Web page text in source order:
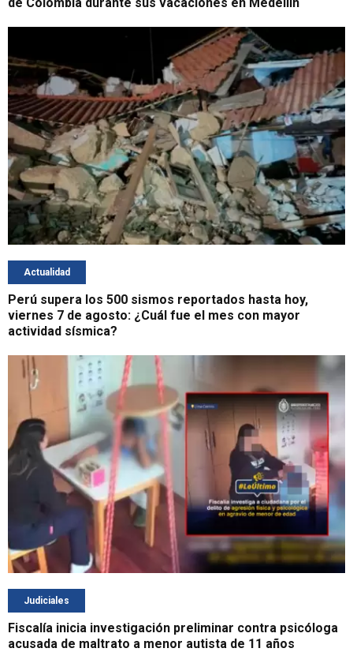
Actualidad
Perú supera los 500 sismos reportados hasta hoy,
viernes 7 de agosto: ¿Cuál fue el mes con mayor
actividad sísmica?
Judiciales
Fiscalía inicia investigación preliminar contra psicóloga
acusada de maltrato a menor autista de 11 años